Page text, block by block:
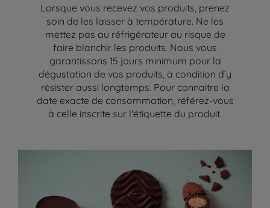
Lorsque vous recevez vos produits, prenez
soin de les laisser à température. Ne les
mettez pas au réfrigérateur au risque de
faire blanchir les produits. Nous vous
garantissons 15 jours minimum pour la
dégustation de vos produits, à condition d’y
résister aussi longtemps. Pour connaitre la
date exacte de consommation, référez-vous
à celle inscrite sur l'étiquette du produit.